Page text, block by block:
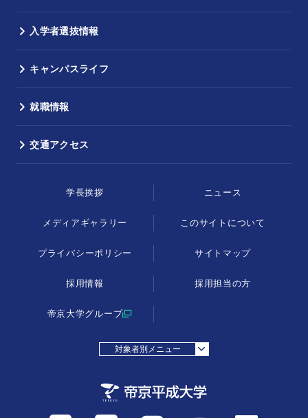
入学者選抜情報
キャンパスライフ
就職情報
交通アクセス
学長挨拶 ニュース
メディアギャラリー このサイトについて
プライバシーポリシー サイトマップ
採用情報 採用担当の方
帝京大学グループ
対象者別メニュー
採用担当の方
父母等の方
卒業生の方